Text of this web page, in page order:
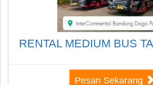
RENTAL MEDIUM BUS
Pesan Sekarang